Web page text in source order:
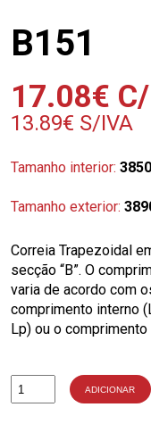
B151
17.08€
13.89€ S/IVA
Tamanho interior:
Tamanho exterior:
Correia Trapezoidal
secção “B”. O
varia de acordo com
comprimento interno
Lp) ou o comprimento
Quantidade
ADICIONAR